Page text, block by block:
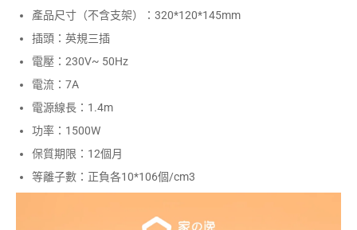
產品尺寸（不含支架）：320*120*145mm
插頭：英規三插
電壓：230V~ 50Hz
電流：7A
電源線長：1.4m
功率：1500W
保質期限：12個月
等離子數：正負各10*106個/cm3